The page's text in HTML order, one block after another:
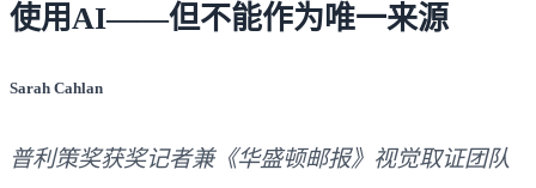
使用AI——但不能作为唯一来源
Sarah Cahlan
普利策奖获奖记者兼《华盛顿邮报》视觉取证团队